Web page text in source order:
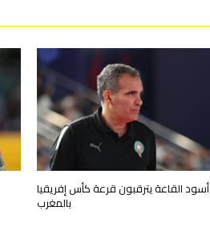
أسود القاعة يترقبون قرعة كأس إفريقيا
بالمغرب